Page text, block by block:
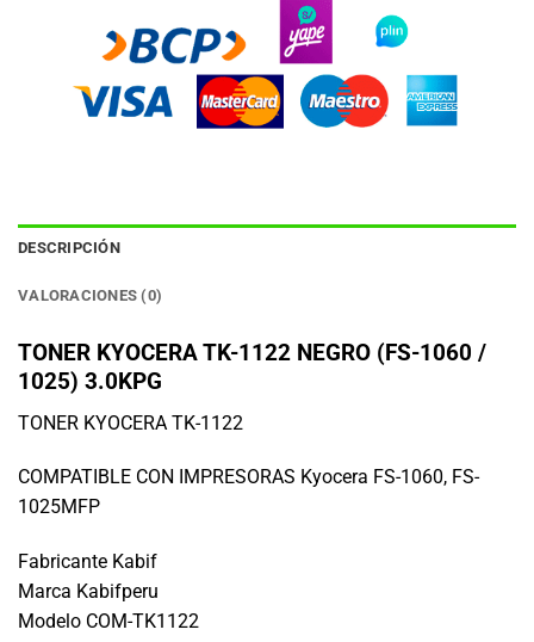
DESCRIPCIÓN
VALORACIONES (0)
TONER KYOCERA TK-1122 NEGRO (FS-1060 /
1025) 3.0KPG
TONER KYOCERA TK-1122
COMPATIBLE CON IMPRESORAS Kyocera FS-1060, FS-
1025MFP
Fabricante Kabif
Marca Kabifperu
Modelo COM-TK1122